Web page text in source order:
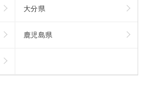
大分県
鹿児島県